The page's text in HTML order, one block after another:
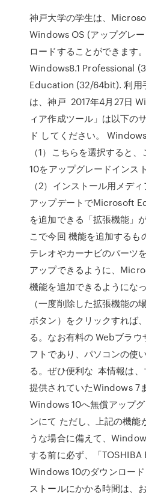
神戸大学の学生は、
Windows OS (アップグレ
ロードすることができます
Windows8.1 Professional
Education (32/64bit). 利用
は、神戸 2017年4月27日
ィア作成ツール」は以下の
ド してください。
（1）こちらを選択すると
10をアップグレードインス
（2）インストール用メデ
アップデートでMicrosoft
を追加できる「拡張機能」
こで今回 機能を追加するも
テレオやカーナビのパーツ
アップできるように、
機能を追加できるようにな
（一度削除した拡張機能の
ボタン）をクリックすれば
る。なお有料の Webブラウ
フトであり、パソコンの使
る。ぜひ便利な 本情報は
提供されていたWindows 7
Windows 10へ無償アップ
ンにて ただし、上記の機能
うな場合に備えて、
する前に必ず、「
Windows 10のダウンロー
ストールにかかる時間は、